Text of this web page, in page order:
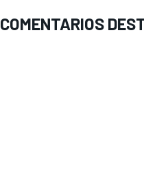
COMENTARIOS